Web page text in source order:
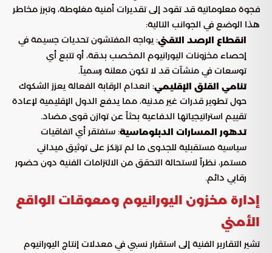
فجوة معلوماتية قد تقود إلى تقديرات أمنية مغلوطة، وتبرز مخاطر
هذا الوضع في الجوانب التالية:
انقطاع الرصد التقني: يواجه المفتشون تحديات جسيمة في
إحصاء مخزونات اليورانيوم المخصب بدقة، أو تتبع أي
توسعات في منشآت قد لا تكون معلنة رسمياً.
تنامي القلق الإقليمي: انعدام الرقابة الفعالة يعزز الشكوك
حول تطوير قدرات غير مدنية، مما يدفع الدول الإقليمية لإعادة
تقييم استراتيجياتها الدفاعية بحثاً عن توازن قوى مضاد.
تدهور المسارات الدبلوماسية: ستفتقر أي اتفاقيات
سياسية مستقبلية للجدوى ما لم ترتكز على توثيق ميداني
مستمر، نظراً لاستحالة التحقق من الالتزامات الفنية دون حضور
رقابي دائم.
إدارة مخزون اليورانيوم ومعوقات الواقع
الأمني
تشير التقارير الفنية إلى استقرار نسبي في معدلات إنتاج اليورانيوم